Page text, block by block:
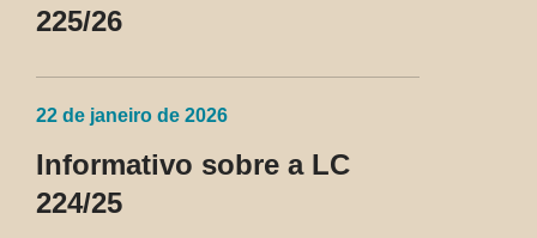
225/26
22 de janeiro de 2026
Informativo sobre a LC
224/25